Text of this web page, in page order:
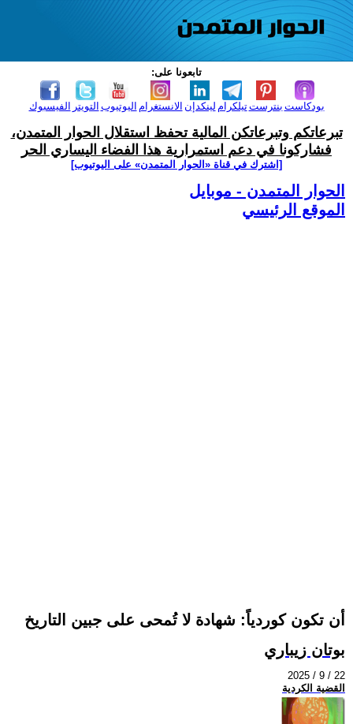
تابعونا على:
الفيسبوك التويتر اليوتيوب الانستغرام لينكدإن تيلكرامبنترست بودكاست
تبرعاتكم وتبرعاتكن المالية تحفظ استقلال الحوار المتمدن،
فشاركونا في دعم استمرارية هذا الفضاء اليساري الحر
[اشترك في قناة ‫«الحوار المتمدن» على اليوتيوب]
الحوار المتمدن - موبايل
الموقع الرئيسي
أن تكون كوردياً: شهادة لا تُمحى على جبين التاريخ
بوتان زيباري
2025 / 9 / 22
القضية الكردية